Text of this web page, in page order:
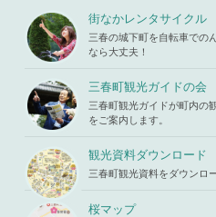
parts/picu
p.phpon li
ne19
iharukoma.
com/public
_html/wp-c
ontent/the
mes/mihar
u/template-
parts/picu
p.phpon li
ne19
ttempt to re
ad property
"ID" on null
in/home/x
iharukoma.
com/public
_html/wp-c
ontent/the
mes/mihar
u/template-
parts/picu
p.phpon li
ne 19
街なかレンタサイクル
三春の城下町を自転車での
なら大丈夫！
三春町観光ガイドの会
三春町観光ガイドが町内の
をご案内します。
観光資料ダウンロード
三春町観光資料をダウンロ
桜マップ